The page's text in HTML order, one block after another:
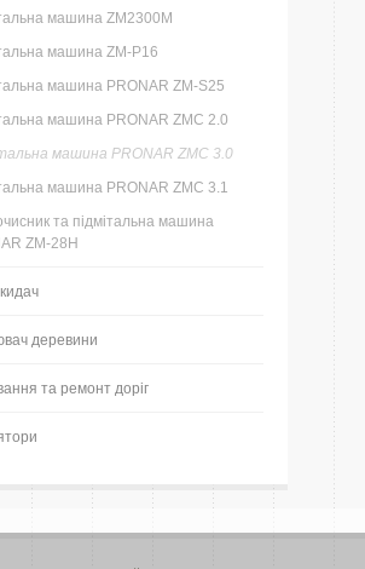
машина ZM2300M
машина ZM-P16
машина PRONAR ZM-S25
машина PRONAR ZMC 2.0
машина PRONAR ZMC 3.0
машина PRONAR ZMC 3.1
та підмітальна машина
ZM-28H
деревини
та ремонт доріг